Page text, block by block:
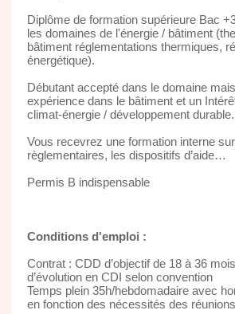
Diplôme de formation supérieure Bac
les domaines de l'énergie / bâtiment
bâtiment réglementations thermiques,
énergétique).
Débutant accepté dans le domaine
expérience dans le bâtiment et un
climat-énergie / développement durable.
Vous recevrez une formation interne
règlementaires, les dispositifs d’aide…
Permis B indispensable
Conditions d'emploi :
Contrat : CDD d’objectif de 18 à 36
d’évolution en CDI selon convention
Temps plein 35h/hebdomadaire avec
en fonction des nécessités des